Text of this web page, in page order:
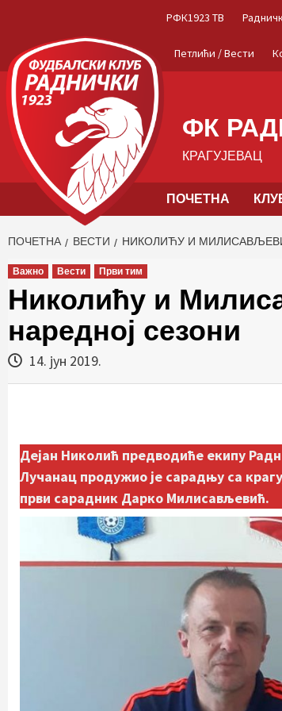
content
РФК1923 ТВ
Петлићи / Вести
ФК
КРАГУЈЕВАЦ
ПОЧЕТНА
ПОЧЕТНА ВЕСТИ НИКОЛИЋУ И
Важно Вести Први тим
Николићу и
наредној сезони
14. јун 2019.
Дејан Николић предводиће екипу
Лучанац продужио је сарадњу са
први сарадник Дарко Милисављевић.